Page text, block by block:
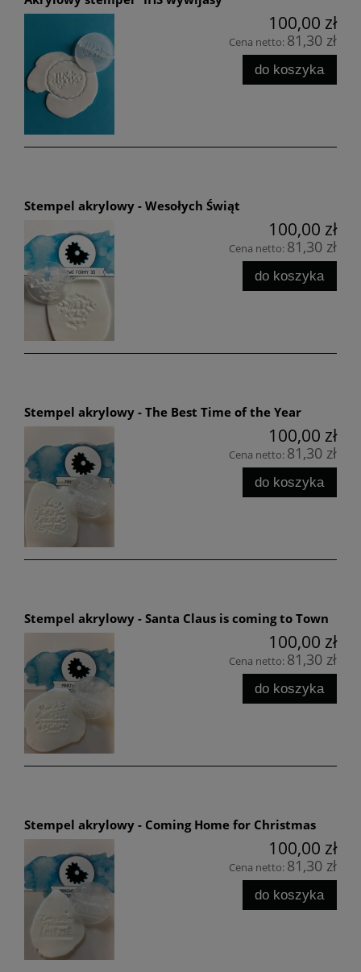
100,00 zł
Cena netto: 81,30 zł
do koszyka
Stempel akrylowy - Wesołych Świąt
100,00 zł
Cena netto: 81,30 zł
do koszyka
Stempel akrylowy - The Best Time of the Year
100,00 zł
Cena netto: 81,30 zł
do koszyka
Stempel akrylowy - Santa Claus is coming to Town
100,00 zł
Cena netto: 81,30 zł
do koszyka
Stempel akrylowy - Coming Home for Christmas
100,00 zł
Cena netto: 81,30 zł
do koszyka